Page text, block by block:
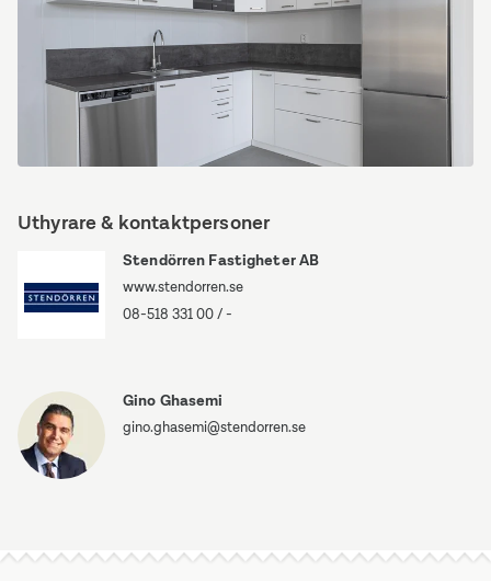
Uthyrare & kontaktpersoner
Stendörren Fastigheter AB
www.stendorren.se
08-518 331 00/-
Gino Ghasemi
gino.ghasemi@stendorren.se